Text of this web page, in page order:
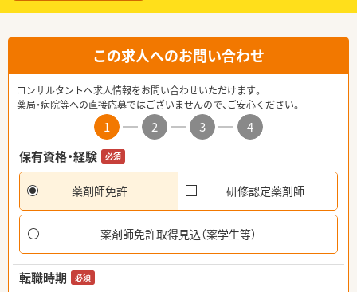
この求人へのお問い合わせ
コンサルタントへ求人情報をお問い合わせいただけます。
薬局・病院等への直接応募ではございませんので、ご安心ください。
1 2 3
4
保有資格・経験
必須
薬剤師免許 研修認定薬剤師
薬剤師免許取得見込（薬学生等）
転職時期 必須